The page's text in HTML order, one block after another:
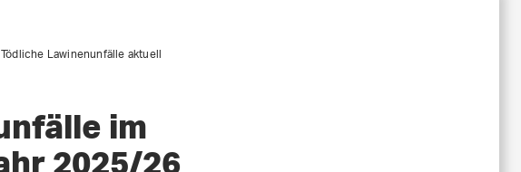
Tödliche Lawinenunfälle aktuell
im
2025/26